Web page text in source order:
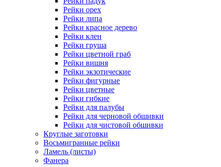
Рейки орех
Рейки липа
Рейки красное дерево
Рейки клен
Рейки груша
Рейки цветной граб
Рейки вишня
Рейки экзотические
Рейки фигурные
Рейки цветные
Рейки гибкие
Рейки для палубы
Рейки для черновой обшивки
Рейки для чистовой обшивки
Круглые заготовки
Восьмигранные рейки
Ламель (листы)
Фанера